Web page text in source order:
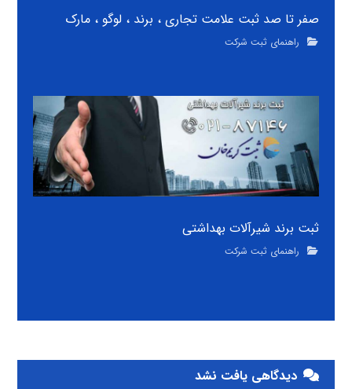
صفر تا صد ثبت علامت تجاری ، برند ، لوگو ، مارک
راهنمای ثبت شرکت
ثبت برند شیرآلات بهداشتی
راهنمای ثبت شرکت
دیدگاهی یافت نشد